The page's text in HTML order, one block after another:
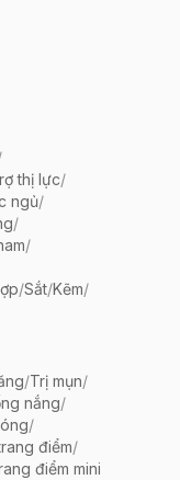
thị lực/
ngủ/
/
/
/Sắt/Kẽm/
/Trị mụn/
nắng/
/
điểm/
điểm mini